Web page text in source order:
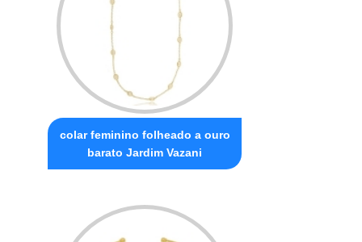
colar feminino folheado a ouro
barato Jardim Vazani